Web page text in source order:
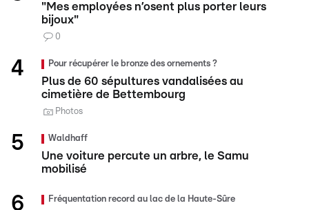
"Mes employées n’osent plus porter leurs
bijoux"
0
Pour récupérer le bronze des ornements ?
Plus de 60 sépultures vandalisées au
cimetière de Bettembourg
Photos
Waldhaff
Une voiture percute un arbre, le Samu
mobilisé
Fréquentation record au lac de la Haute-Sûre